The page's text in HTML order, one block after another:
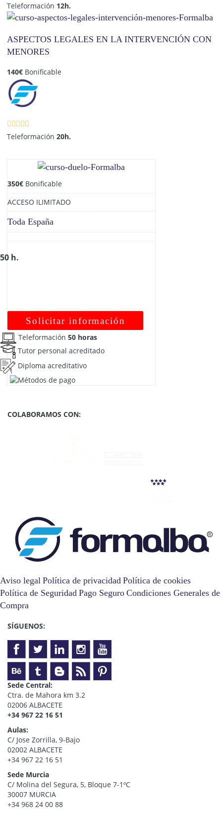
Teleformación 12h.
ASPECTOS LEGALES EN LA INTERVENCIÓN CON
MENORES
140€ Bonificable
Teleformación20h.
350€ Bonificable
ACCESO ILIMITADO
Toda España
50 h.
Solicitar información
Teleformación50 horas
Tutor personal acreditado
Diploma acreditativo
COLABORAMOS CON:
Aviso legal Política de privacidad Política de cookies
Política de Seguridad Pago Seguro Condiciones Generales de
Compra
SÍGUENOS:
Sede Central:
Ctra. de Mahora km 3.2
02006 ALBACETE
+34 967 22 16 51
Aulas:
C/ Jose Zorrilla, 9-Bajo
02002 ALBACETE
+34 967 22 16 51
Sede Murcia
C/ Molina del Segura, 5, Bloque 7-1ºC
30007 MURCIA
+34 968 24 00 88